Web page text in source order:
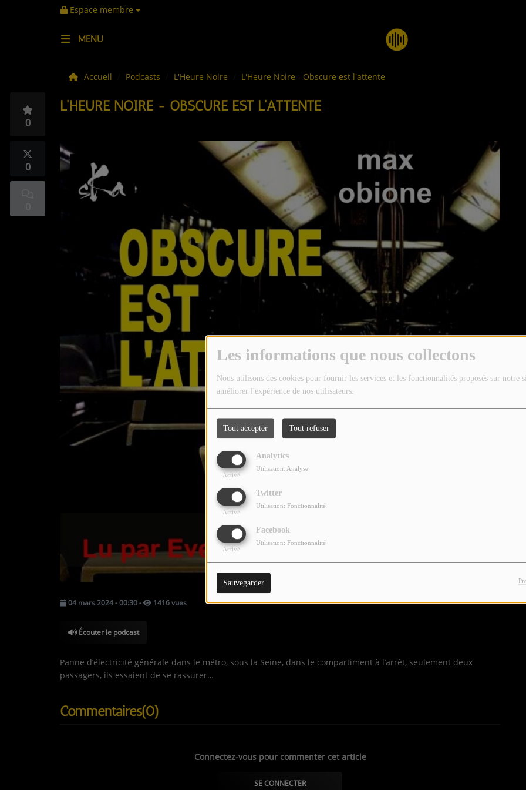
Les informations que nous collectons
Nous utilisons des cookies pour fournir les services et les fonctionnalités proposés sur notre
améliorer l'expérience de nos utilisateurs.
Tout accepter Tout refuser
Analytics
Activé
Utilisation: Analyse
Twitter
Activé
Utilisation: Fonctionnalité
Facebook
Activé
Utilisation: Fonctionnalité
Sauvegarder
Espace membre
MENU
LA MUSIQUE
C'ÉTAIT QUOI CE TITRE ?
LES WEBRADIOS
LA GRILLE DES PROGRAMMES
TOUTES LES ÉMISSIONS
TOUS LES PODCASTS
C'EST QUOI CETTE RADIO ?
LES ATELIERS PÉDAGOGIQUES
COMMUNIQUEZ SUR OUEST
LA BOUTIQUE
CONTACTEZ-NOUS !
Accueil Podcasts L'Heure Noire L'Heure Noire - Obscure est l'attente
L'HEURE NOIRE - OBSCURE EST L'ATTENTE
0
0
04 mars 2024 - 00:30- 1416 vues
Écouter le podcast
Panne d’électricité générale dans le métro, sous la Seine, dans le compartiment à l’arrêt, seulement deux
passagers, ils essaient de se rassurer…
Commentaires(0)
Connectez-vous pour commenter cet article
SE CONNECTER